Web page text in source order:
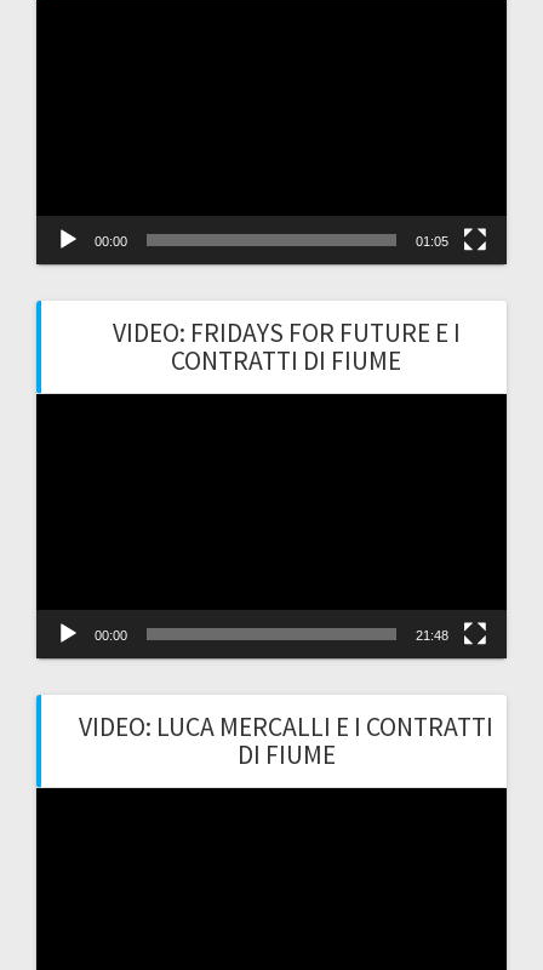
00:00 01:05
VIDEO: FRIDAYS FOR FUTURE E I
CONTRATTI DI FIUME
00:00 21:48
VIDEO: LUCA MERCALLI E I CONTRATTI
DI FIUME